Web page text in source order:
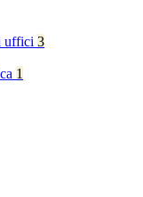
uffici 3
1